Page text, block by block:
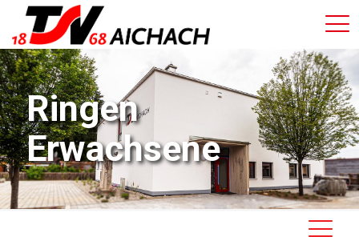
Ringen
Erwachsene